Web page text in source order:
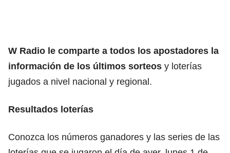
W Radio le comparte a todos los apostadores la
información de los últimos sorteos y loterías
jugados a nivel nacional y regional.
Resultados loterías
Conozca los números ganadores y las series de las